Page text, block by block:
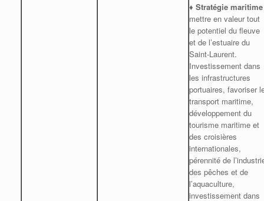
♦ Stratégie maritime
mettre en valeur tout
le potentiel du fleuve
et de l’estuaire du
Saint-Laurent.
Investissement dans
les infrastructures
portuaires, favoriser
transport maritime,
développement du
tourisme maritime et
des croisières
internationales,
pérennité de
des pêches et de
l’aquaculture,
investissement dans